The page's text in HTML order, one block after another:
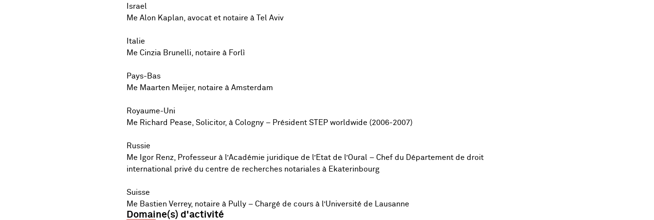
Israel
Me Alon Kaplan, avocat et notaire à Tel Aviv
Italie
Me Cinzia Brunelli, notaire à Forlì
Pays-Bas
Me Maarten Meijer, notaire à Amsterdam
Royaume-Uni
Me Richard Pease, Solicitor, à Cologny – Président STEP worldwide (2006-2007)
Russie
Me Igor Renz, Professeur à l’Académie juridique de l’Etat de l’Oural – Chef du Département de droit
international privé du centre de recherches notariales à Ekaterinbourg
Suisse
Me Bastien Verrey, notaire à Pully – Chargé de cours à l’Université de Lausanne
Domaine(s) d'activité